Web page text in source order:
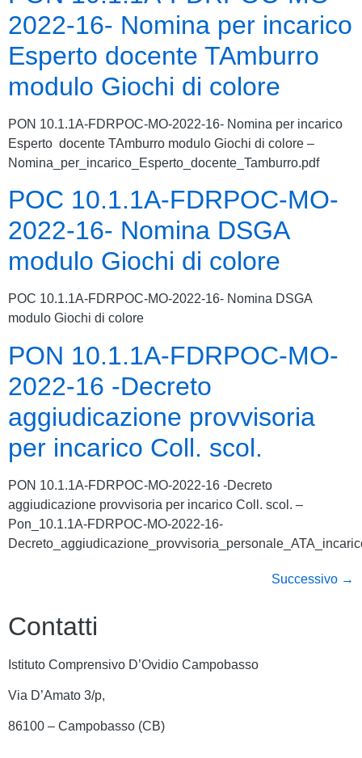
2022-16- Nomina per incarico
Esperto docente TAmburro
modulo Giochi di colore
PON 10.1.1A-FDRPOC-MO-2022-16- Nomina per incarico
Esperto docente TAmburro modulo Giochi di colore –
Nomina_per_incarico_Esperto_docente_Tamburro.pdf
POC 10.1.1A-FDRPOC-MO-
2022-16- Nomina DSGA
modulo Giochi di colore
POC 10.1.1A-FDRPOC-MO-2022-16- Nomina DSGA
modulo Giochi di colore
PON 10.1.1A-FDRPOC-MO-
2022-16 -Decreto
aggiudicazione provvisoria
per incarico Coll. scol.
PON 10.1.1A-FDRPOC-MO-2022-16 -Decreto
aggiudicazione provvisoria per incarico Coll. scol. –
Pon_10.1.1A-FDRPOC-MO-2022-16-
Successivo →
Contatti
Istituto Comprensivo D’Ovidio Campobasso
Via D’Amato 3/p,
86100 – Campobasso (CB)